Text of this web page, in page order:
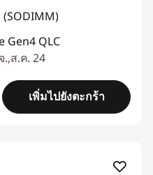
(SODIMM)
Gen4 QLC
.,ส.ค. 24
เพิ่มไปยังตะกร้า